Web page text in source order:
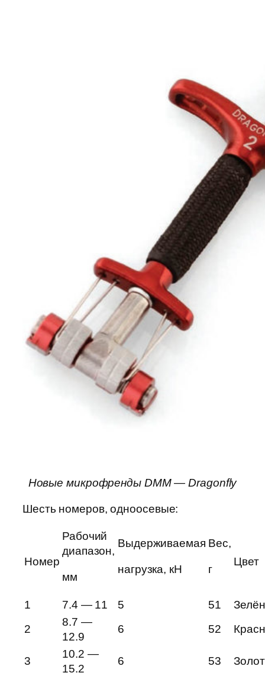
Новые микрофренды DMM — Dragonfly
Шесть номеров, одноосевые:
Номер
Рабочий
диапазон,
мм
Выдерживаемая
нагрузка, кН
Вес,
г
Цвет
1 7.4 — 11 5 51
2
8.7 —
12.9
6 52
3
10.2 —
15.2
6 53